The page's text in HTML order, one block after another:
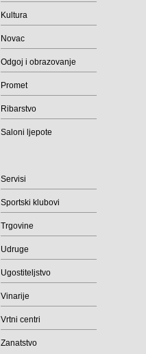
Kultura
Novac
Odgoj i obrazovanje
Promet
Ribarstvo
Saloni ljepote
Servisi
Sportski klubovi
Trgovine
Udruge
Ugostiteljstvo
Vinarije
Vrtni centri
Zanatstvo